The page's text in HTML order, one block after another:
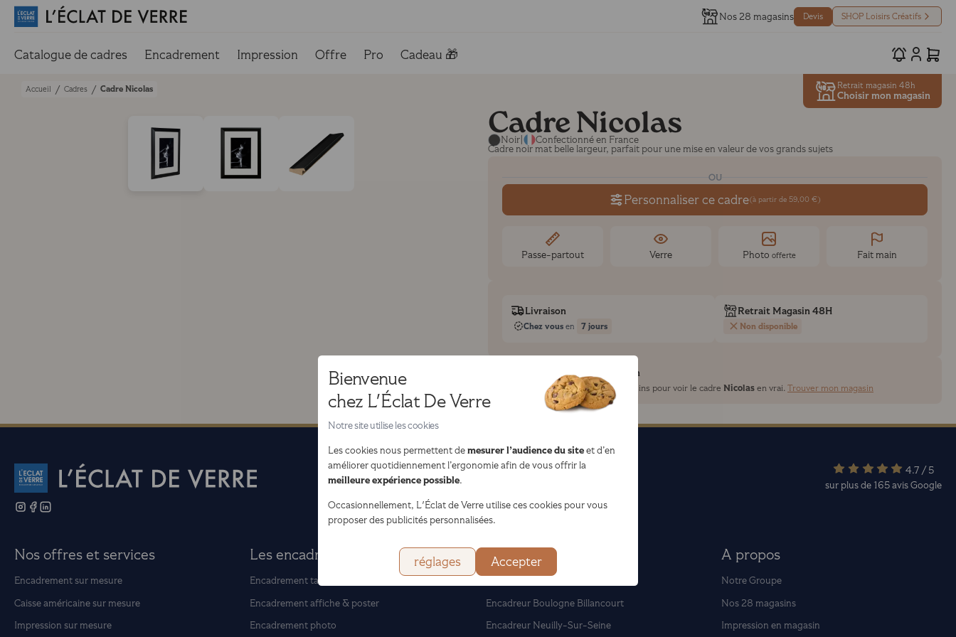
Bienvenue
chez L'Éclat De Verre
Notre site utilise les cookies
Les cookies nous permettent demesurer l’audience du siteet d’en
améliorer quotidiennement l’ergonomie afin de vous offrir la
meilleure expérience possible.
Occasionnellement, L'Éclat de Verre utilise ces cookies pour vous
proposer des publicités personnalisées.
réglages Accepter
Nos 28 magasins Devis SHOP Loisirs Créatifs
Catalogue de cadres Encadrement Impression Offre Pro Cadeau 🎁
Retrait magasin 48h
Choisir mon magasin
Accueil / Cadres / Cadre Nicolas
Cadre Nicolas
Noir Confectionné en France
Cadre noir mat belle largeur, parfait pour une mise en valeur de vos grands sujets
OU
Personnaliser ce cadre(à partir de 59,00 €)
Passe-partout Verre Photo offerte Fait main
Livraison
Chez vous en 7 jours
Retrait Magasin 48H
Non disponible
Modèle visible en magasin
Visitez l'un de nos 28 magasins pour voir le cadre Nicolasen vrai.Trouver mon magasin
4.7 / 5
sur plus de 165 avisGoogle
Nos offres et services
Encadrement sur mesure
Caisse américaine sur mesure
Impression sur mesure
Les encadrements
Encadrement tableau
Encadrement affiche & poster
Encadrement photo
Encadreurs
Encadreur Boulogne Billancourt
Encadreur Neuilly-Sur-Seine
A propos
Notre Groupe
Nos 28 magasins
Impression en magasin